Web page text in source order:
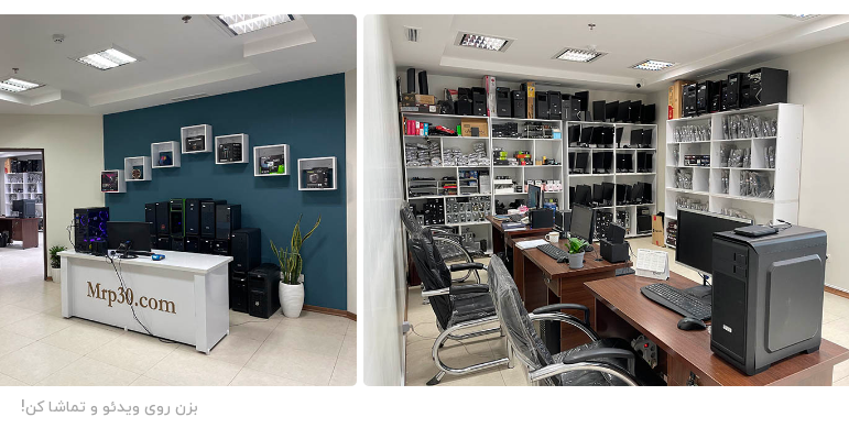
بزن روی ویدئو و تماشا کن!​